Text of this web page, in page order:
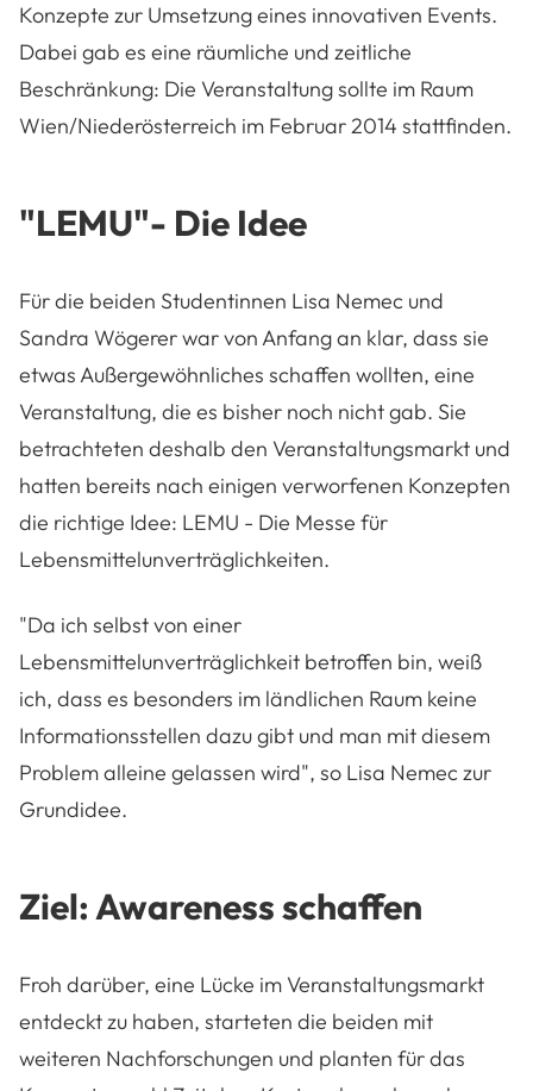
Konzepte zur Umsetzung eines innovativen Events.
Dabei gab es eine räumliche und zeitliche
Beschränkung: Die Veranstaltung sollte im Raum
Wien/Niederösterreich im Februar 2014 stattfinden.
"LEMU"- Die Idee
Für die beiden Studentinnen Lisa Nemec und
Sandra Wögerer war von Anfang an klar, dass sie
etwas Außergewöhnliches schaffen wollten, eine
Veranstaltung, die es bisher noch nicht gab. Sie
betrachteten deshalb den Veranstaltungsmarkt und
hatten bereits nach einigen verworfenen Konzepten
die richtige Idee: LEMU - Die Messe für
Lebensmittelunverträglichkeiten.
"Da ich selbst von einer
Lebensmittelunverträglichkeit betroffen bin, weiß
ich, dass es besonders im ländlichen Raum keine
Informationsstellen dazu gibt und man mit diesem
Problem alleine gelassen wird", so Lisa Nemec zur
Grundidee.
Ziel: Awareness schaffen
Froh darüber, eine Lücke im Veranstaltungsmarkt
entdeckt zu haben, starteten die beiden mit
weiteren Nachforschungen und planten für das